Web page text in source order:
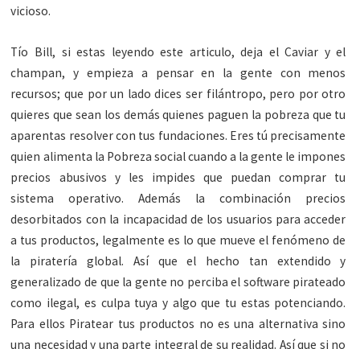
vicioso.
Tío Bill, si estas leyendo este articulo, deja el Caviar y el
champan, y empieza a pensar en la gente con menos
recursos; que por un lado dices ser filántropo, pero por otro
quieres que sean los demás quienes paguen la pobreza que tu
aparentas resolver con tus fundaciones. Eres tú precisamente
quien alimenta la Pobreza social cuando a la gente le impones
precios abusivos y les impides que puedan comprar tu
sistema operativo. Además la combinación precios
desorbitados con la incapacidad de los usuarios para acceder
a tus productos, legalmente es lo que mueve el fenómeno de
la piratería global. Así que el hecho tan extendido y
generalizado de que la gente no perciba el software pirateado
como ilegal, es culpa tuya y algo que tu estas potenciando.
Para ellos Piratear tus productos no es una alternativa sino
una necesidad y una parte integral de su realidad. Así que si no